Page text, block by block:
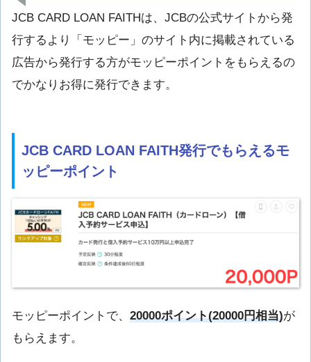
JCB CARD LOAN FAITHは、JCBの公式サイトから発
行するより「モッピー」のサイト内に掲載されている
広告から発行する方がモッピーポイントをもらえるの
でかなりお得に発行できます。
JCB CARD LOAN FAITH発行でもらえるモ
ッピーポイント
モッピーポイントで、 20000ポイント(20000円相当)が
もらえます。